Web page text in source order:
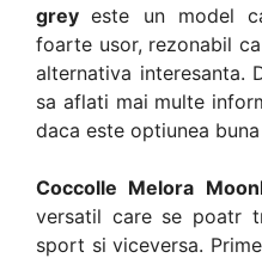
greyeste un model
foarte usor, rezonabil
alternativa interesanta.
sa aflati mai multe
daca este optiunea
Coccolle Melora
versatil care se poatr
sport si viceversa.